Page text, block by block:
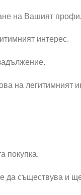
на Вашият
интерес.
на легитимният
покупка.
и